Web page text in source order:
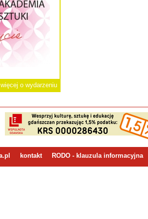
więcej o wydarzeniu
kontakt RODO - klauzula informacyjna